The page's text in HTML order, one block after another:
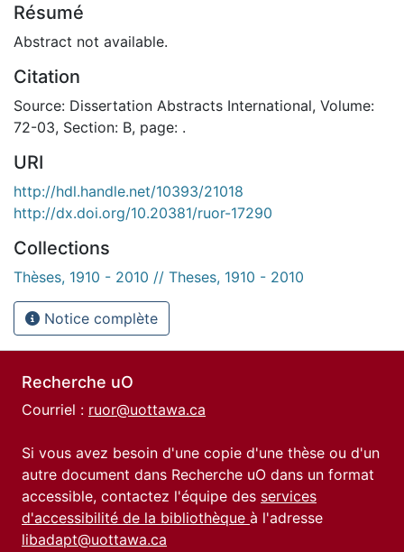
Résumé
Abstract not available.
Citation
Source: Dissertation Abstracts International, Volume:
72-03, Section: B, page: .
URI
http://hdl.handle.net/10393/21018
http://dx.doi.org/10.20381/ruor-17290
Collections
Thèses, 1910 - 2010 // Theses, 1910 - 2010
Notice complète
Recherche uO
Courriel : ruor@uottawa.ca
Si vous avez besoin d'une copie d'une thèse ou d'un
autre document dans Recherche uO dans un format
accessible, contactez l'équipe des services
d'accessibilité de la bibliothèque à l'adresse
libadapt@uottawa.ca